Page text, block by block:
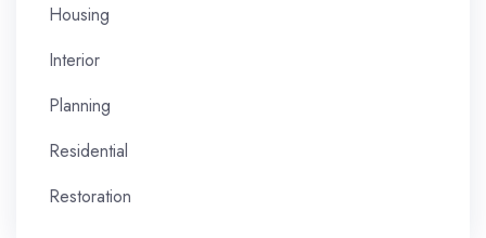
Housing
Interior
Planning
Residential
Restoration